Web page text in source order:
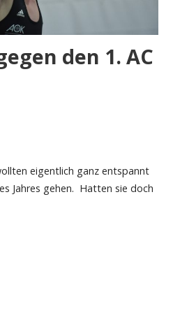
den 1. AC
eigentlich ganz entspannt
Jahres gehen. Hatten sie doch